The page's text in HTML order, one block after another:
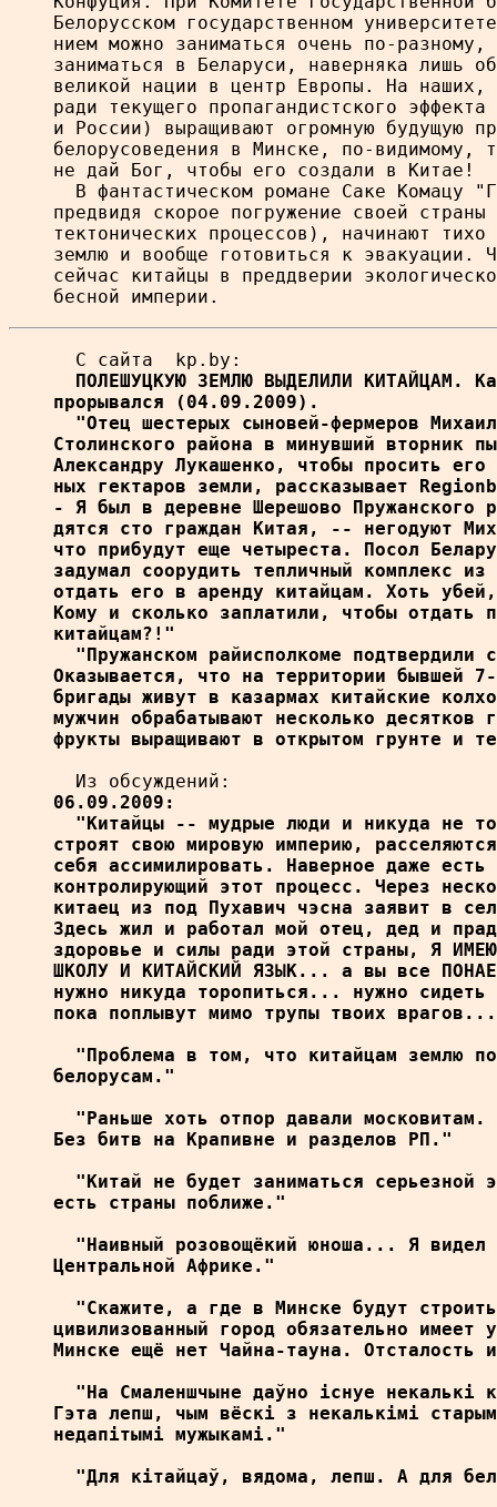
Белорусском государственном
нием можно заниматься очень по-
заниматься в Беларуси, наверняка лишь
великой нации в центр Европы. На наших,
ради текущего пропагандистского
и России) выращивают огромную будущую
белорусоведения в Минске, по-видимому,
не дай Бог, чтобы его создали в Китае!
В фантастическом романе Саке Комацу
предвидя скорое погружение своей
тектонических процессов), начинают
землю и вообще готовиться к эвакуации.
сейчас китайцы в преддверии
  С сайта  kp.by:
ПОЛЕШУЦКУЮ ЗЕМЛЮ ВЫДЕЛИЛИ КИТАЙЦАМ.
прорывался (04.09.2009).
"Отец шестерых сыновей-фермеров
Столинского района в минувший вторник
Александру Лукашенко, чтобы просить
ных гектаров земли, рассказывает
- Я был в деревне Шерешово Пружанского
дятся сто граждан Китая, -- негодуют
что прибудут еще четыреста. Посол
задумал соорудить тепличный комплекс
отдать его в аренду китайцам. Хоть
Кому и сколько заплатили, чтобы отдать
китайцам?!"
"Пружанском райисполкоме подтвердили
Оказывается, что на территории бывшей
бригады живут в казармах китайские
мужчин обрабатывают несколько десятков
фрукты выращивают в открытом грунте и
  Из обсуждений:
06.09.2009:
"Китайцы -- мудрые люди и никуда не
строят свою мировую империю,
себя ассимилировать. Наверное даже есть
контролирующий этот процесс. Через
китаец из под Пухавич чэсна заявит в
Здесь жил и работал мой отец, дед и
здоровье и силы ради этой страны, Я
ШКОЛУ И КИТАЙСКИЙ ЯЗЫК... а вы все
нужно никуда торопиться... нужно
пока поплывут мимо трупы твоих
"Проблема в том, что китайцам землю
белорусам."
"Раньше хоть отпор давали московитам.
Без битв на Крапивне и разделов РП."
"Китай не будет заниматься серьезной
есть страны поближе."
"Наивный розовощёкий юноша... Я видел
Центральной Африке."
"Скажите, а где в Минске будут
цивилизованный город обязательно
Минске ещё нет Чайна-тауна. Отсталость
"На Смаленшчыне даўно iснуе некалькi
Гэта лепш, чым вёскi з некалькiмi
недапiтымi мужыкамi."
"Для кiтайцаў, вядома, лепш. А для